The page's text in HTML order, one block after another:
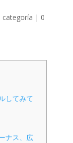
categoría | 0
してみて
ナス、広